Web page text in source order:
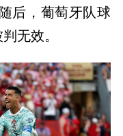
后，葡萄牙队球
无效。